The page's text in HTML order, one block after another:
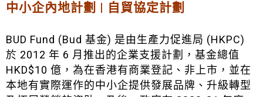
中小企內地計劃 | 自貿協定計劃
BUD Fund (Bud 基金) 是由生產力促進局 (HKPC)
於 2012 年 6 月推出的企業支援計劃，基金總值
HKD$10 億，為在香港有商業登記、非上市，並在
本地有實際運作的中小企提供發展品牌、升級轉型